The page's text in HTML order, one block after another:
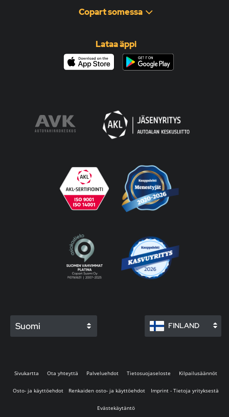
Copart somessa
Lataa äppi
Suomi FINLAND
Sivukartta Ota yhteyttä Palveluehdot Tietosuojaseloste Kilpailusäännöt
Osto- ja käyttöehdot Renkaiden osto- ja käyttöehdot Imprint - Tietoja yrityksestä
Evästekäytäntö